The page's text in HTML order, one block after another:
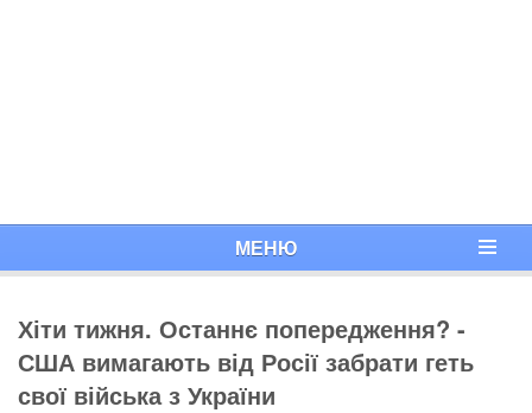
МЕНЮ
Хіти тижня. Останнє попередження? -
США вимагають від Росії забрати геть
свої війська з України